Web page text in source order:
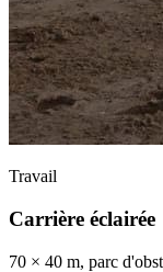
Travail
Carrière éclairée
70 × 40 m, parc